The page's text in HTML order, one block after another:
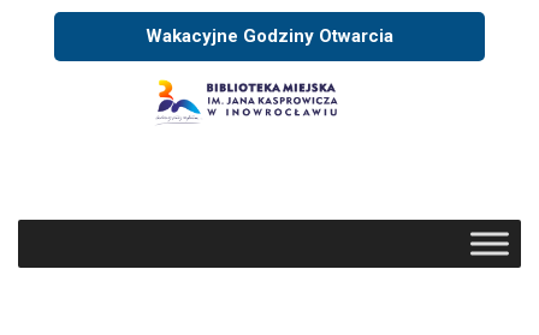
Wakacyjne Godziny Otwarcia